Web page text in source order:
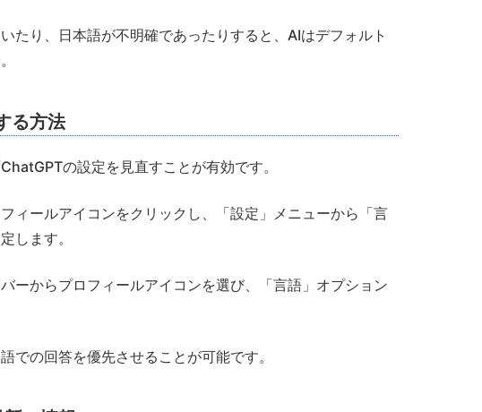
たり、日本語が不明確であったりすると、AIはデフォルト
る方法
の設定を見直すことが有効です。
ィールアイコンをクリックし、「設定」メニューから「言
します。
ーからプロフィールアイコンを選び、「言語」オプション
での回答を優先させることが可能です。